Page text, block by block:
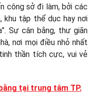
công sở đi làm, bởi các
khu tập thể dục hay nơi
Sự cân bằng, thư giãn
nơi mọi điều nhỏ nhất
thần tích cực, vui vẻ